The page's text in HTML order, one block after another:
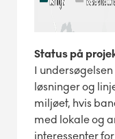
Status på
I
løsninger og
miljøet, hvis
med lokale og
interessenter